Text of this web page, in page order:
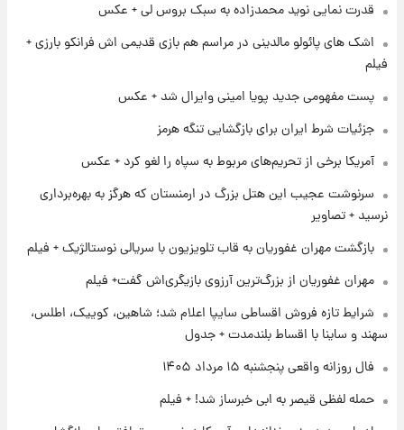
زمان پخش «مرد سه هزار چهره» مشخص شد
کار استقلال و رامین رضاییان رسما تمام شد +
عکس / خداحافظی صمیمانه آبی ها با رامین!
۱ روز پیش
آتش اختلاف در اینستاگرام؛ تمجید از حردانی به
مذاق رضاییان خوش نیامد+عکس
۱ روز پیش
۱۲۹۰ شمسی
قدرت نمایی نوید محمدزاده به سبک بروس لی + عکس
اشک های پائولو مالدینی در مراسم هم بازی قدیمی اش فرانکو بارزی +
فیلم
پست مفهومی جدید پویا امینی وایرال شد + عکس
جزئیات شرط ایران برای بازگشایی تنگه هرمز
آمریکا برخی از تحریم‌های مربوط به سپاه را لغو کرد + عکس
سرنوشت عجیب این هتل بزرگ در ارمنستان که هرگز به بهره‌برداری
نرسید + تصاویر
بازگشت مهران غفوریان به قاب تلویزیون با سریالی نوستالژیک + فیلم
مهران غفوریان از بزرگ‌ترین آرزوی بازیگری‌اش گفت+ فیلم
شرایط تازه فروش اقساطی سایپا اعلام شد؛ شاهین، کوییک، اطلس،
سهند و ساینا با اقساط بلندمدت + جدول
فال روزانه واقعی پنجشنبه ۱۵ مرداد ۱۴۰۵
حمله لفظی قیصر به ابی خبرساز شد! + فیلم